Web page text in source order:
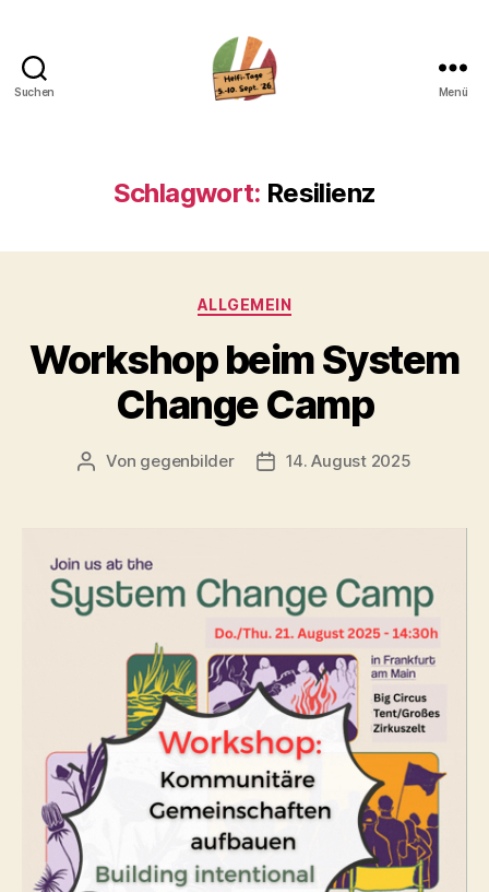
Suchen Menü
Schlagwort: Resilienz
Kategorien
ALLGEMEIN
Workshop beim System
Change Camp
Beitragsautor
Von gegenbilder Veröffentlichungsdatum
14. August 2025